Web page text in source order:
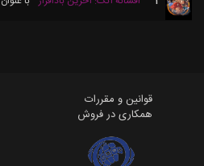
قوانین و مقررات
همکاری در فروش